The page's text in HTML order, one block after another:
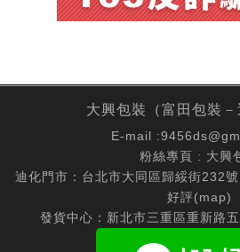
大興包裝（富田包裝－
E-mail :
粉絲專頁 : 大興
迪化門市：台北市大同區歸綏街232
好評(map)
發貨中心：新北市三重區重新路